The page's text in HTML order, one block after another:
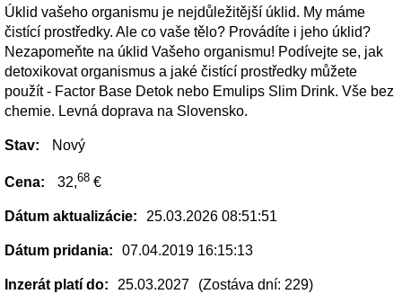
Úklid vašeho organismu je nejdůležitější úklid. My máme
čistící prostředky. Ale co vaše tělo? Provádíte i jeho úklid?
Nezapomeňte na úklid Vašeho organismu! Podívejte se, jak
detoxikovat organismus a jaké čistící prostředky můžete
použít - Factor Base Detok nebo Emulips Slim Drink. Vše bez
chemie. Levná doprava na Slovensko.
Stav: Nový
Cena: 32,68 €
Dátum aktualizácie: 25.03.2026 08:51:51
Dátum pridania: 07.04.2019 16:15:13
Inzerát platí do: 25.03.2027 (Zostáva dní: 229)